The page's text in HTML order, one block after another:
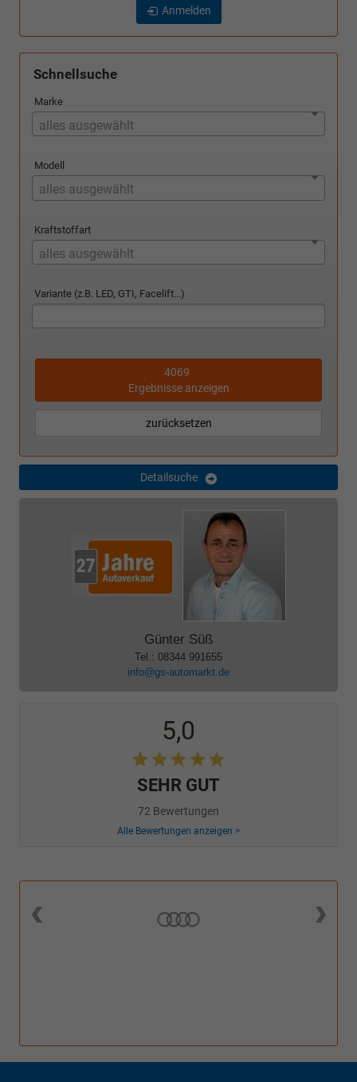
Anmelden
Schnellsuche
Marke
alles ausgewählt
Modell
alles ausgewählt
Kraftstoffart
alles ausgewählt
Variante (z.B. LED, GTI, Facelift...)
4069
Ergebnisse anzeigen
zurücksetzen
Detailsuche
Günter Süß
Tel.: 08344 991655
info@gs-automarkt.de
5,0
SEHR GUT
72 Bewertungen
Alle Bewertungen anzeigen >